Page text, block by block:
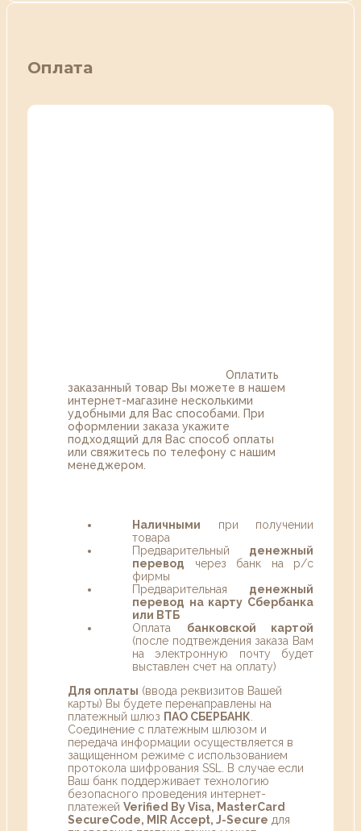
Оплата
Оплатить
заказанный товар Вы можете в нашем
интернет-магазине несколькими
удобными для Вас способами. При
оформлении заказа укажите
подходящий для Вас способ оплаты
или свяжитесь по телефону с нашим
менеджером.
Наличными при получении
товара
Предварительный денежный
перевод через банк на р/с
фирмы
Предварительная денежный
перевод на карту Сбербанка
или ВТБ
Оплата банковской картой
(после подтвеждения заказа Вам
на электронную почту будет
выставлен счет на оплату)
Для оплаты (ввода реквизитов Вашей
карты) Вы будете перенаправлены на
платежный шлюз ПАО СБЕРБАНК
Соединение с платежным шлюзом и
передача информации осуществляется в
защищенном режиме с использованием
протокола шифрования SSL. В случае если
Ваш банк поддерживает технологию
безопасного проведения интернет-
платежей Verified By Visa, MasterCard
SecureCode, MIR Accept, J-Secure для